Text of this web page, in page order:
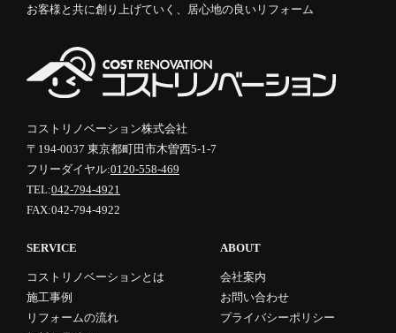
お客様と共に創り上げていく、居心地の良いリフォーム
コストリノベーション株式会社
〒194-0037 東京都町田市木曽西5-1-7
フリーダイヤル:0120-558-469
TEL:042-794-4921
FAX:042-794-4922
SERVICE
コストリノベーションとは
施工事例
リフォームの流れ
ABOUT
会社案内
お問い合わせ
プライバシーポリシー